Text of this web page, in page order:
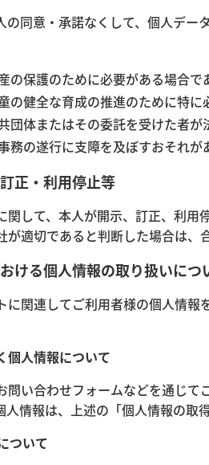
同意・承諾なくして、個人デー
の保護のために必要がある場合で
の健全な育成の推進のために特
団体またはその委託を受けた者
務の遂行に支障を及ぼすおそれが
正・利用停止等
関して、本人が開示、訂正、利
適切であると判断した場合は、
ける個人情報の取り扱いにつ
に関連してご利用者様の個人情
人情報について
問い合わせフォームなどを通じ
人情報は、上述の「個人情報の取
ついて